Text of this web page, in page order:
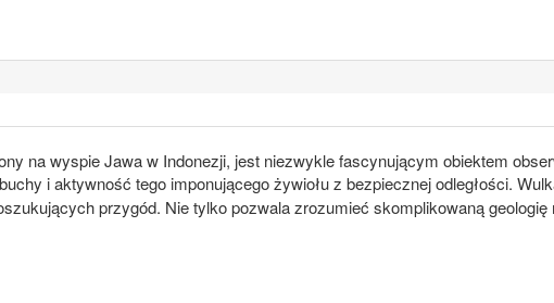
na wyspie Jawa w Indonezji, jest niezwykle fascynującym obiektem
i aktywność tego imponującego żywiołu z bezpiecznej odległości.
przygód. Nie tylko pozwala zrozumieć skomplikowaną geologię